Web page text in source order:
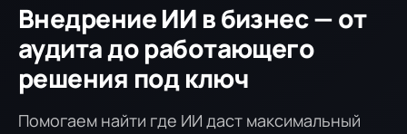
Внедрение ИИ в бизнес — от
аудита до работающего
решения под ключ
Помогаем найти где ИИ даст максимальный